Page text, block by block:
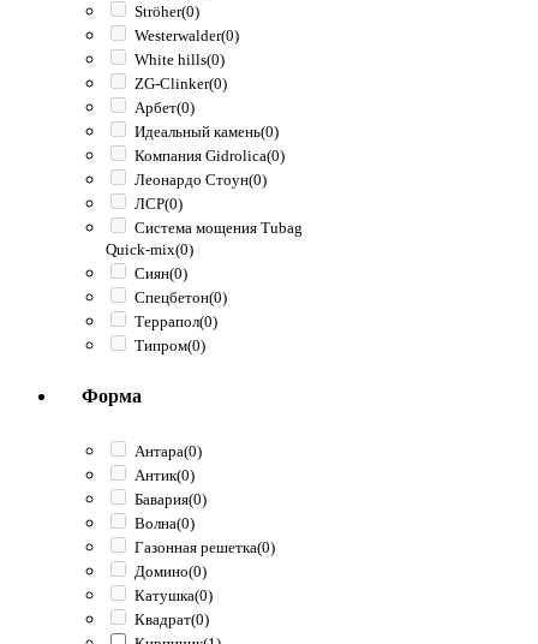
Ströher(0)
Westerwalder(0)
White hills(0)
ZG-Clinker(0)
Арбет(0)
Идеальный камень(0)
Компания Gidrolica(0)
Леонардо Стоун(0)
ЛСР(0)
Система мощения Tubag
Quick-mix(0)
Сиян(0)
Спецбетон(0)
Террапол(0)
Типром(0)
Форма
Антара(0)
Антик(0)
Бавария(0)
Волна(0)
Газонная решетка(0)
Домино(0)
Катушка(0)
Квадрат(0)